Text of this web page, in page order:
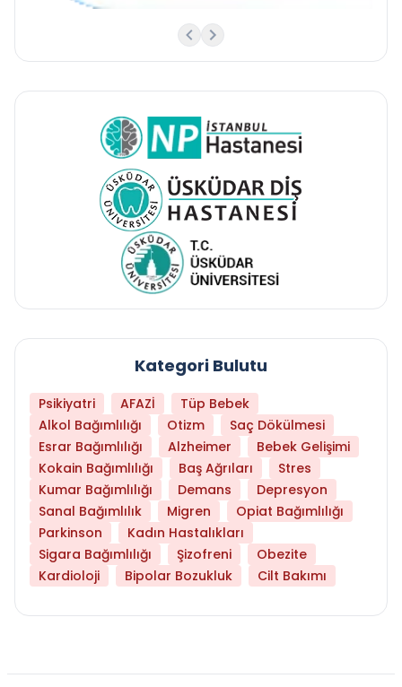
Kategori Bulutu
Psikiyatri AFAZİ
Tüp Bebek
Alkol Bağımlılığı
Otizm
Saç Dökülmesi
Esrar Bağımlılığı
Alzheimer
Bebek Gelişimi
Kokain Bağımlılığı
Baş Ağrıları
Stres
Kumar Bağımlılığı
Demans
Depresyon
Sanal Bağımlılık
Migren
Opiat Bağımlılığı
Parkinson
Kadın Hastalıkları
Sigara Bağımlılığı
Şizofreni
Obezite
Kardioloji
Bipolar Bozukluk Cilt Bakımı